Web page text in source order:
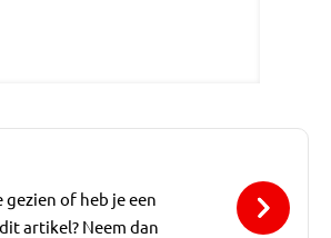
of heb je een
artikel? Neem dan